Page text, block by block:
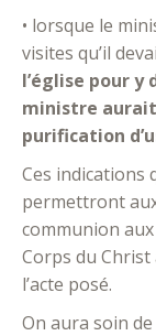
• lorsque le
visites qu’il
l’église pour y
ministre aurait
purification
Ces indications
permettront
communion
Corps du
l’acte posé.
On aura soin